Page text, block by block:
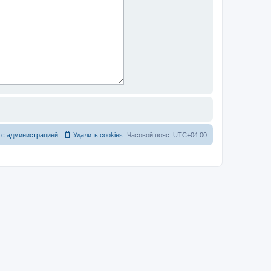
Часовой пояс: UTC+04:00
Удалить cookies
администрацией